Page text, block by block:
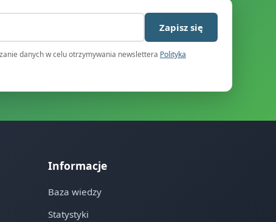
Zapisz się
danych w celu otrzymywania newslettera Polityka
Informacje
Baza wiedzy
Statystyki